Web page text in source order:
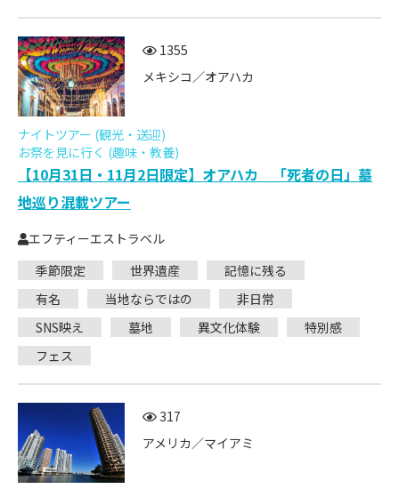
1355
メキシコ／オアハカ
ナイトツアー (観光・送迎)
お祭を見に行く (趣味・教養)
【10月31日・11月2日限定】オアハカ 「死者の日」墓
地巡り混載ツアー
エフティーエストラベル
季節限定
世界遺産
記憶に残る
有名
当地ならではの
非日常
SNS映え
墓地 異文化体験
特別感
フェス
317
アメリカ／マイアミ